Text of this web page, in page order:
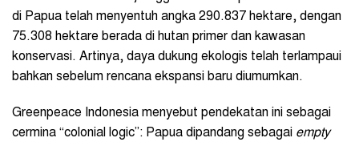
di Papua telah menyentuh angka 290.837 hektare, dengan
75.308 hektare berada di hutan primer dan kawasan
konservasi. Artinya, daya dukung ekologis telah terlampaui
bahkan sebelum rencana ekspansi baru diumumkan.
Greenpeace Indonesia menyebut pendekatan ini sebagai
cermina “colonial logic”: Papua dipandang sebagai empty